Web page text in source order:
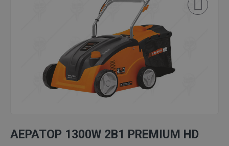
АЕРАТОР 1300W 2В1 PREMIUM HD